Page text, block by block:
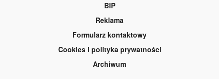
BIP
Reklama
Formularz kontaktowy
Cookies i polityka prywatności
Archiwum